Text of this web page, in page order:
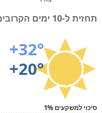
תחזית ל-10 ימים הקרובים
+32°
+20°
סיכוי למשקעים 1%